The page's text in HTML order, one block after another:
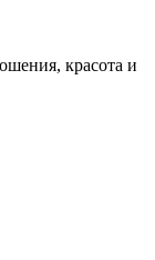
красота и